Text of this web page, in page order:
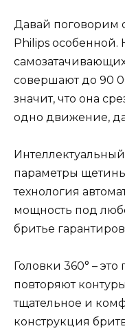
Давай поговорим
Philips
совершают до 90
значит, что она
одно движение,
параметры щетины
технология
мощность под
бритье
Головки 360° –
повторяют
тщательное и
конструкция